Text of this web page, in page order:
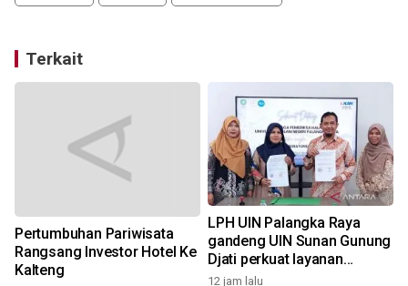
Terkait
Pertumbuhan Pariwisata
Rangsang Investor Hotel Ke
Kalteng
LPH UIN Palangka Raya
gandeng UIN Sunan Gunung
Djati perkuat layanan
sertifikasi halal
12 jam lalu